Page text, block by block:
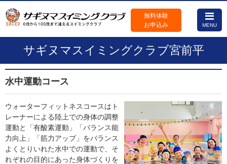
無料体験
お申込み
MENU
サギヌマスイミングクラブ宮前平
水中運動コース
ウォーターフィットネスコースはト
レーナーによる陸上での身体の調整
運動と「有酸素運動」「バランス能
力向上」「筋力アップ」をバランス
よくとりいれた水中での運動で、そ
れぞれの目的にあった身体づくりを